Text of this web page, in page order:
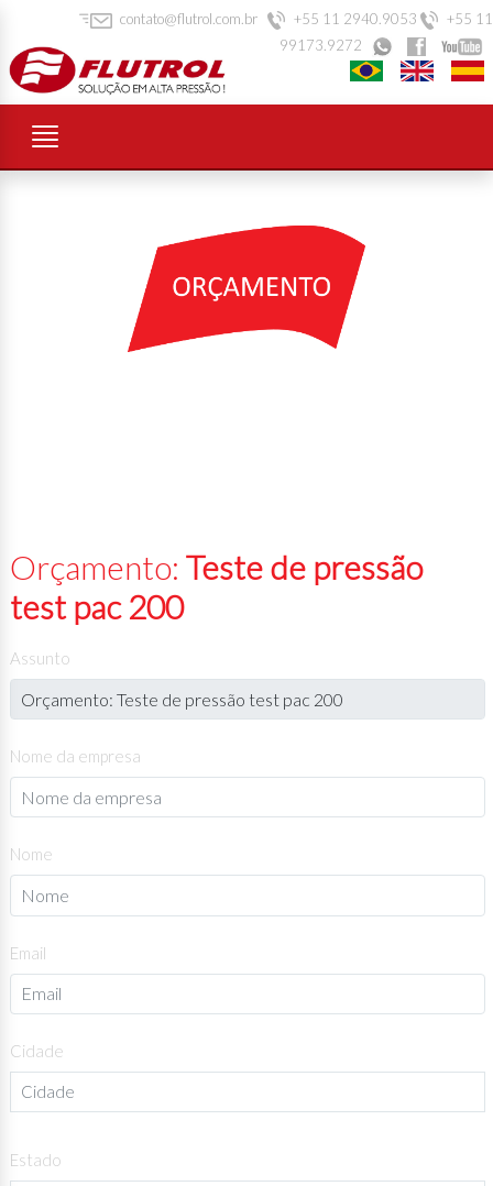
contato@flutrol.com.br +55 11 2940.9053
+55 11
99173.9272
Orçamento: Teste de pressão
test pac 200
Assunto
Nome da empresa
Nome
Email
Cidade
Estado